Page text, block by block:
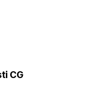
CG